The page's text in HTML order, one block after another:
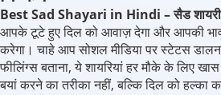
Best Sad Shayari in Hindi – सैड
आपके टूटे हुए दिल को आवाज़ देगा और आपकी
करेगा। चाहे आप सोशल मीडिया पर स्टेटस
फीलिंग्स बताना, ये शायरियां हर मौके के लिए
बयां करने का तरीका नहीं, बल्कि दिल को हल्का